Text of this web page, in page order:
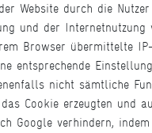
Website durch die
und der Internetnutzung
Browser übermittelte
entsprechende
nicht sämtliche
Cookie erzeugten und
Google verhindern,